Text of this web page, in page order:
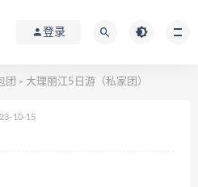
登录
团 > 大理丽江5日游（私家团）
10-15